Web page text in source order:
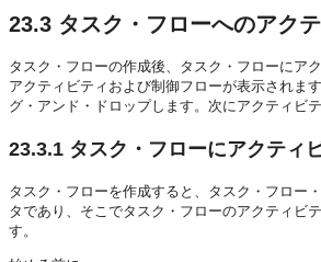
23.3 タスク・フローへのアク
タスク・フローの作成後、タスク・フローにア
アクティビティおよび制御フローが表示されま
グ・アンド・ドロップします。次にアクティビ
23.3.1 タスク・フローにアクティ
タスク・フローを作成すると、タスク・フロー
タであり、そこでタスク・フローのアクティビ
す。